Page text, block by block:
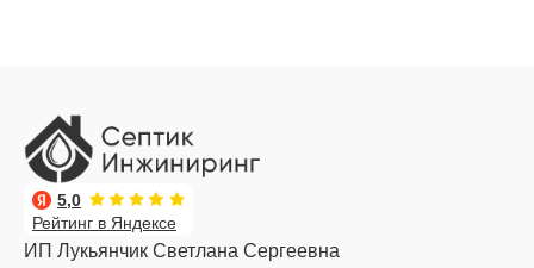
Рейтинг в Яндексе
5,0
ИП Лукьянчик Светлана Сергеевна